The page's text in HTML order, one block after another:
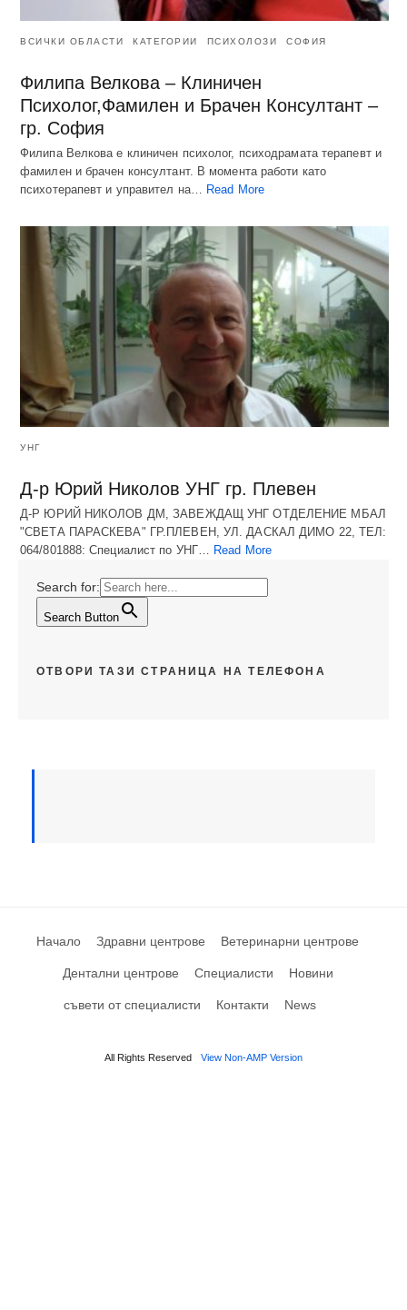
ВСИЧКИ ОБЛАСТИ КАТЕГОРИИ ПСИХОЛОЗИ СОФИЯ
Филипа Велкова – Клиничен
Психолог,Фамилен и Брачен Консултант –
гр. София
Филипа Велкова е клиничен психолог, психодрамата терапевт и
фамилен и брачен консултант. В момента работи като
психотерапевт и управител на…
Read More
УНГ
Д-р Юрий Николов УНГ гр. Плевен
Д-Р ЮРИЙ НИКОЛОВ ДМ, ЗАВЕЖДАЩ УНГ ОТДЕЛЕНИЕ МБАЛ
"СВЕТА ПАРАСКЕВА" ГР.ПЛЕВЕН, УЛ. ДАСКАЛ ДИМО 22, ТЕЛ:
064/801888: Специалист по УНГ… Read More
Search for:
Search Button
ОТВОРИ ТАЗИ СТРАНИЦА НА ТЕЛЕФОНА
Начало Здравни центрове Ветеринарни центрове
Дентални центрове Специалисти Новини
съвети от специалисти Контакти News
All Rights Reserved View Non-AMP Version